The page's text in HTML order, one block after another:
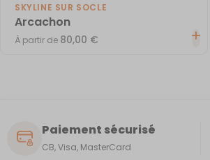
SKYLINE SUR SOCLE
Arcachon
À partir de 80,00 €
Paiement sécurisé
CB, Visa, MasterCard